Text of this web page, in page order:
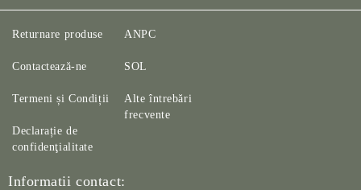
Returnare produse
Contactează-ne
Termeni și Condiții
Declarație de
confidenţialitate
ANPC
SOL
Alte întrebări
frecvente
Informatii contact: